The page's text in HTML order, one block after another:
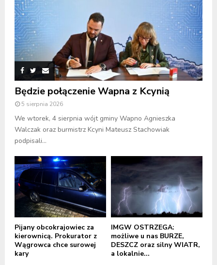
Będzie połączenie Wapna z Kcynią
5 sierpnia 2026
We wtorek, 4 sierpnia wójt gminy Wapno Agnieszka
Walczak oraz burmistrz Kcyni Mateusz Stachowiak
podpisali...
Pijany obcokrajowiec za
kierownicą. Prokurator z
Wągrowca chce surowej
kary
IMGW OSTRZEGA:
możliwe u nas BURZE,
DESZCZ oraz silny WIATR,
a lokalnie...